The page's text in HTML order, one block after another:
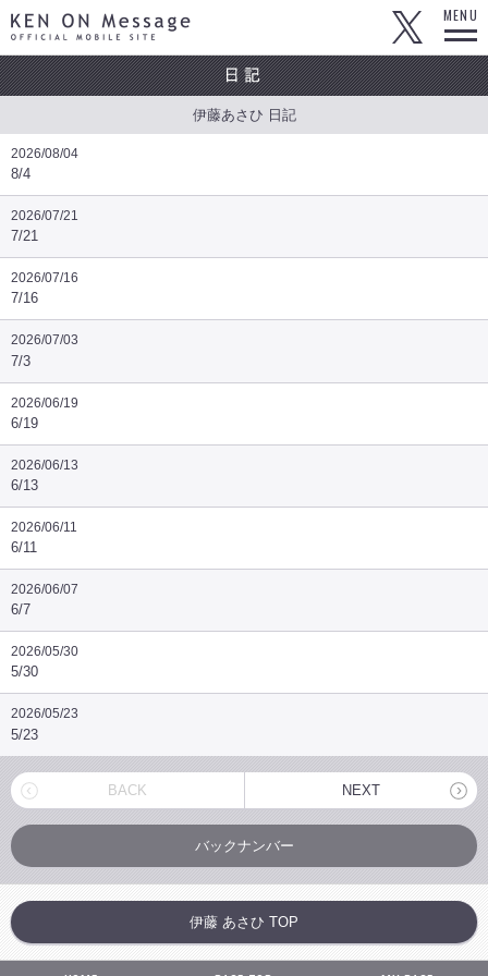
KEN ON Message OFFICIAL MOBILE SITE
MENU
伊藤あさひ 日記
2026/08/04
8/4
2026/07/21
7/21
2026/07/16
7/16
2026/07/03
7/3
2026/06/19
6/19
2026/06/13
6/13
2026/06/11
6/11
2026/06/07
6/7
2026/05/30
5/30
2026/05/23
5/23
BACK NEXT
バックナンバー
伊藤 あさひ TOP